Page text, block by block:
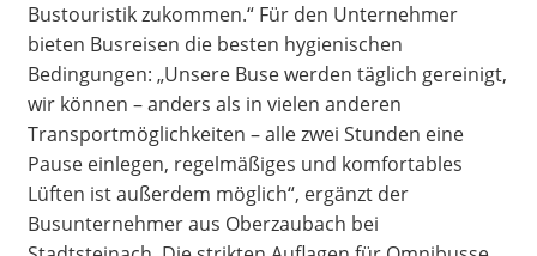
Bustouristik zukommen.“ Für den Unternehmer
bieten Busreisen die besten hygienischen
Bedingungen: „Unsere Buse werden täglich gereinigt,
wir können – anders als in vielen anderen
Transportmöglichkeiten – alle zwei Stunden eine
Pause einlegen, regelmäßiges und komfortables
Lüften ist außerdem möglich“, ergänzt der
Busunternehmer aus Oberzaubach bei